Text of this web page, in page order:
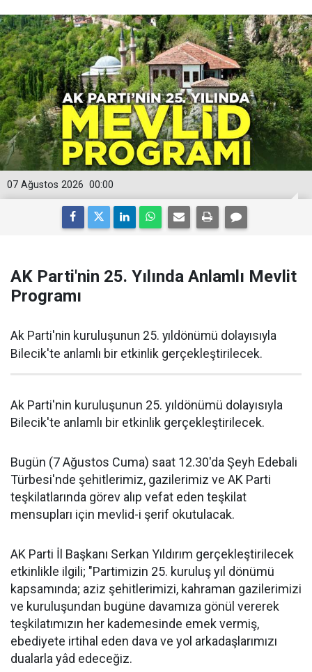
00:00
07 Ağustos 2026
AK Parti'nin 25. Yılında Anlamlı Mevlit
Programı
Ak Parti'nin kuruluşunun 25. yıldönümü dolayısıyla
Bilecik'te anlamlı bir etkinlik gerçekleştirilecek.
Ak Parti'nin kuruluşunun 25. yıldönümü dolayısıyla
Bilecik'te anlamlı bir etkinlik gerçekleştirilecek.
Bugün (7 Ağustos Cuma) saat 12.30'da Şeyh Edebali
Türbesi'nde şehitlerimiz, gazilerimiz ve AK Parti
teşkilatlarında görev alıp vefat eden teşkilat
mensupları için mevlid-i şerif okutulacak.
AK Parti İl Başkanı Serkan Yıldırım gerçekleştirilecek
etkinlikle ilgili; "Partimizin 25. kuruluş yıl dönümü
kapsamında; aziz şehitlerimizi, kahraman gazilerimizi
ve kuruluşundan bugüne davamıza gönül vererek
teşkilatımızın her kademesinde emek vermiş,
ebediyete irtihal eden dava ve yol arkadaşlarımızı
dualarla yâd edeceğiz.